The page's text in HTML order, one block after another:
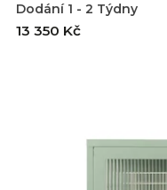
Dodání 1 - 2 Týdny
13 350 Kč